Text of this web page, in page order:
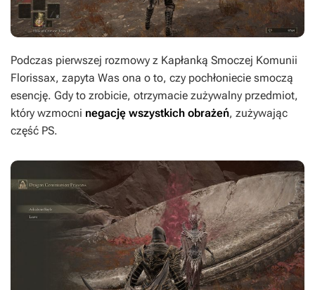
Podczas pierwszej rozmowy z Kapłanką Smoczej Komunii
Florissax, zapyta Was ona o to, czy pochłoniecie smoczą
esencję. Gdy to zrobicie, otrzymacie zużywalny przedmiot,
który wzmocni negację wszystkich obrażeń, zużywając
część PS.